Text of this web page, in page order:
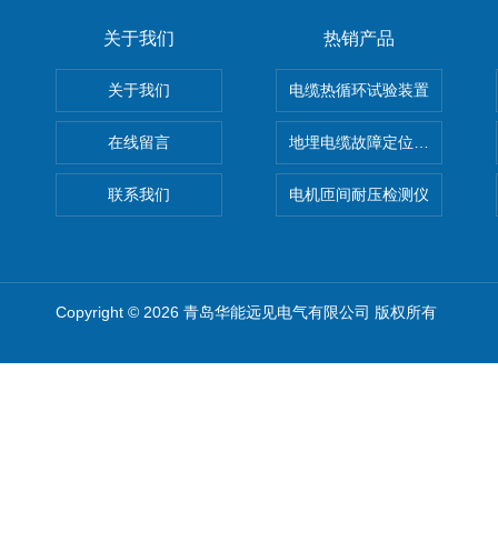
关于我们
关于我们
在线留言
联系我们
热销产品
电缆热循环试验装置
地埋电缆故障定位仪 地下电
电机匝间耐压检测仪
Copyright © 2026 青岛华能远见电气有限公司 版权所有